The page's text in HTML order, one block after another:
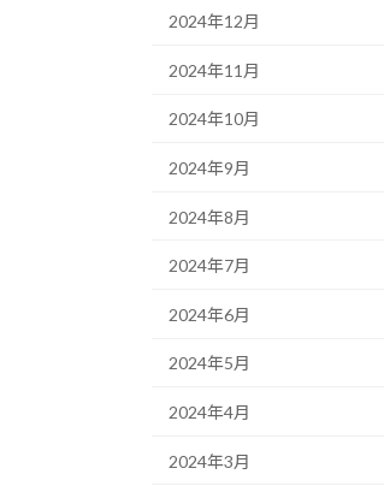
2024年12月
2024年11月
2024年10月
2024年9月
2024年8月
2024年7月
2024年6月
2024年5月
2024年4月
2024年3月